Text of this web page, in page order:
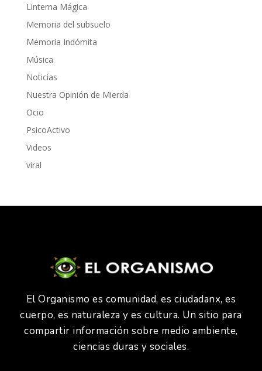
Linterna Mágica
Memoria del subsuelo
Memoria Indómita
Música
Noticias
Nuestra Opinión de Mierda
Ocio
PsicoActivo
Videos
viral
El Organismo es comunidad, es ciudadanx, es
cuerpo, es naturaleza y es cultura. Un sitio para
compartir información sobre medio ambiente,
ciencias duras y sociales.